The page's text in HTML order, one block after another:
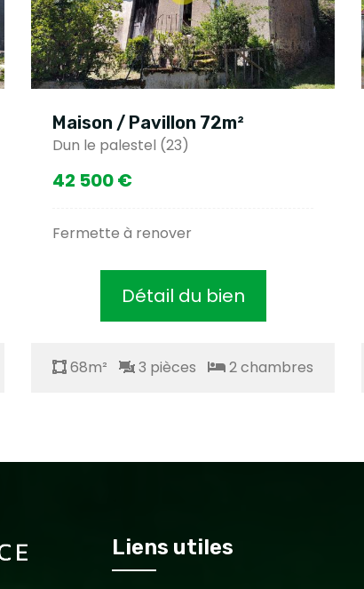
Maison / Pavillon 72m²
Dun le palestel (23)
42 500 €
Fermette à renover
Détail du bien
68m² 3 pièces 2 chambres
Liens utiles